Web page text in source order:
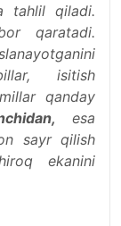
tahlil qiladi.
qaratadi.
isitish
qanday
esa
sayr qilish
ekanini